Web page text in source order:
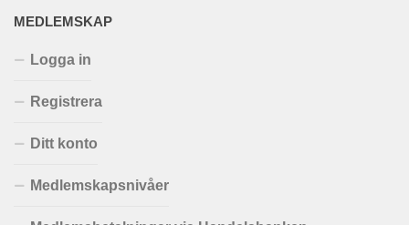
MEDLEMSKAP
Logga in
Registrera
Ditt konto
Medlemskapsnivåer